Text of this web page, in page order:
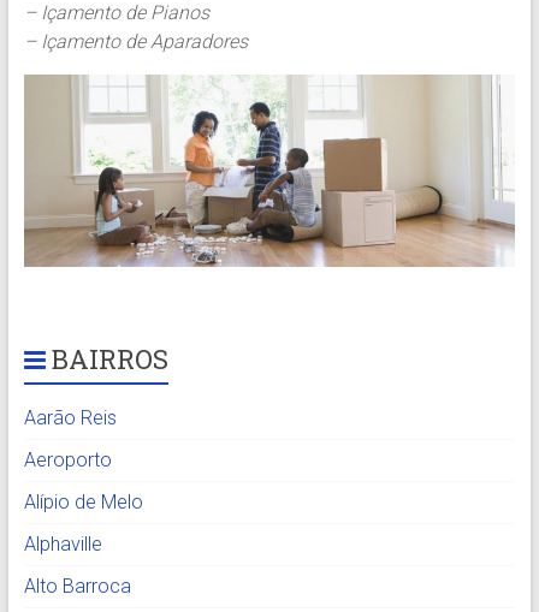
– Içamento de Pianos
– Içamento de Aparadores
BAIRROS
Aarão Reis
Aeroporto
Alípio de Melo
Alphaville
Alto Barroca